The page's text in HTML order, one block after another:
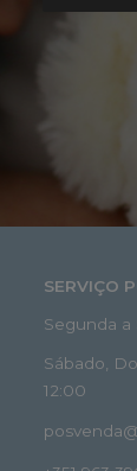
SERVIÇO
Segunda a
Sábado,
12:00